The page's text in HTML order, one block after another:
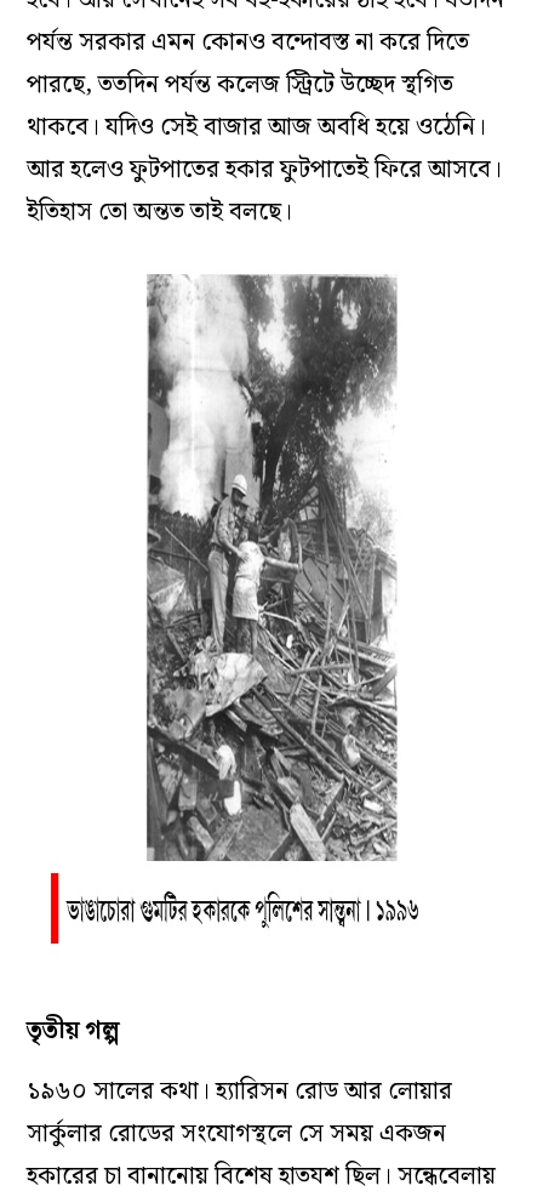
পর্যন্ত সরকার এমন কোনও বন্দোবস্ত না করে দিতে
পারছে, ততদিন পর্যন্ত কলেজ স্ট্রিটে উচ্ছেদ স্থগিত
থাকবে। যদিও সেই বাজার আজ অবধি হয়ে ওঠেনি।
আর হলেও ফুটপাতের হকার ফুটপাতেই ফিরে আসবে।
ইতিহাস তো অন্তত তাই বলছে।
তৃতীয় গল্প
১৯৬০ সালের কথা। হ্যারিসন রোড আর লোয়ার
সার্কুলার রোডের সংযোগস্থলে সে সময় একজন
হকারের চা বানানোয় বিশেষ হাতযশ ছিল। সন্ধেবেলায়